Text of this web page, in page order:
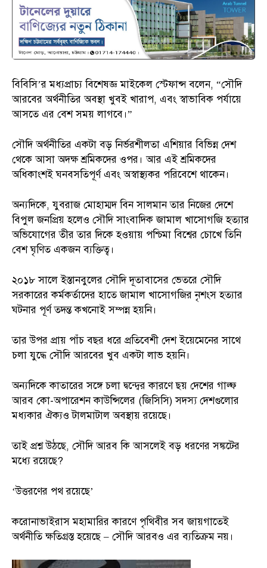
বিবিসি’র মধ্যপ্রাচ্য বিশেষজ্ঞ মাইকেল স্টেফান্স বলেন, “সৌদি
আরবের অর্থনীতির অবস্থা খুবই খারাপ, এবং স্বাভাবিক পর্যায়ে
আসতে এর বেশ সময় লাগবে।”
সৌদি অর্থনীতির একটা বড় নির্ভরশীলতা এশিয়ার বিভিন্ন দেশ
থেকে আসা অদক্ষ শ্রমিকদের ওপর। আর এই শ্রমিকদের
অধিকাংশই ঘনবসতিপূর্ণ এবং অস্বাস্থ্যকর পরিবেশে থাকেন।
অন্যদিকে, যুবরাজ মোহাম্মদ বিন সালমান তার নিজের দেশে
বিপুল জনপ্রিয় হলেও সৌদি সাংবাদিক জামাল খাসোগজি হত্যার
অভিযোগের তীর তার দিকে হওয়ায় পশ্চিমা বিশ্বের চোখে তিনি
বেশ ঘৃণিত একজন ব্যক্তিত্ব।
২০১৮ সালে ইস্তানবুলের সৌদি দূতাবাসের ভেতরে সৌদি
সরকারের কর্মকর্তাদের হাতে জামাল খাসোগজির নৃশংস হত্যার
ঘটনার পূর্ণ তদন্ত কখনোই সম্পন্ন হয়নি।
তার উপর প্রায় পাঁচ বছর ধরে প্রতিবেশী দেশ ইয়েমেনের সাথে
চলা যুদ্ধে সৌদি আরবের খুব একটা লাভ হয়নি।
অন্যদিকে কাতারের সঙ্গে চলা দ্বন্দ্বের কারণে ছয় দেশের গাল্ফ
আরব কো-অপারেশন কাউন্সিলের (জিসিসি) সদস্য দেশগুলোর
মধ্যকার ঐক্যও টালমাটাল অবস্থায় রয়েছে।
তাই প্রশ্ন উঠছে, সৌদি আরব কি আসলেই বড় ধরণের সঙ্কটের
মধ্যে রয়েছে?
‘উত্তরণের পথ রয়েছে’
করোনাভাইরাস মহামারির কারণে পৃথিবীর সব জায়গাতেই
অর্থনীতি ক্ষতিগ্রস্ত হয়েছে – সৌদি আরবও এর ব্যতিক্রম নয়।